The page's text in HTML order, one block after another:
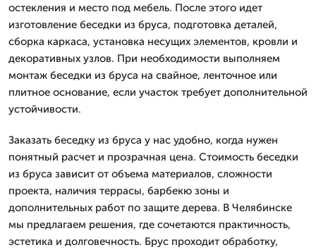
остекления и место под мебель. После этого идет
изготовление беседки из бруса, подготовка деталей,
сборка каркаса, установка несущих элементов, кровли и
декоративных узлов. При необходимости выполняем
монтаж беседки из бруса на свайное, ленточное или
плитное основание, если участок требует дополнительной
устойчивости.
Заказать беседку из бруса у нас удобно, когда нужен
понятный расчет и прозрачная цена. Стоимость беседки
из бруса зависит от объема материалов, сложности
проекта, наличия террасы, барбекю зоны и
дополнительных работ по защите дерева. В Челябинске
мы предлагаем решения, где сочетаются практичность,
эстетика и долговечность. Брус проходит обработку,